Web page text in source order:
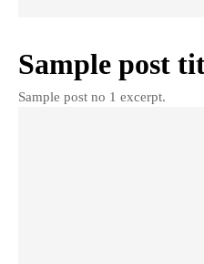
Sample post
Sample post no 1 excerpt.